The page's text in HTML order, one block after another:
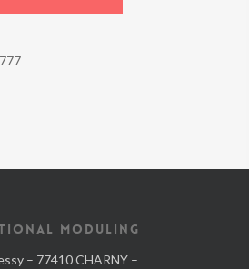
MODULING
– 77410 CHARNY –